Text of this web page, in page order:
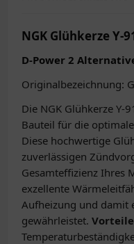
NGK Glühkerze Y-
D-Power 2
Originalbezeichnung:
Die NGK Glühkerze Y-
Bauteil für die
Diese hochwertige
zuverlässigen
Gesamteffizienz Ihres
exzellente
Aufheizung und damit
gewährleistet.